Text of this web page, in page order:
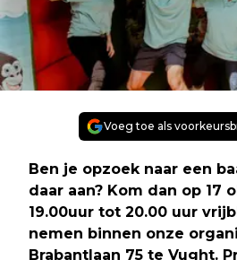
Voeg toe als
Ben je opzoek naar een
daar aan? Kom dan op 17
19.00uur tot 20.00 uur
nemen binnen onze
Brabantlaan 75 te Vught.